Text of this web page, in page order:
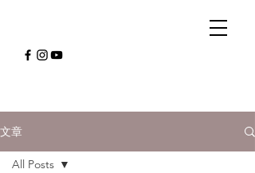
文章
All Posts